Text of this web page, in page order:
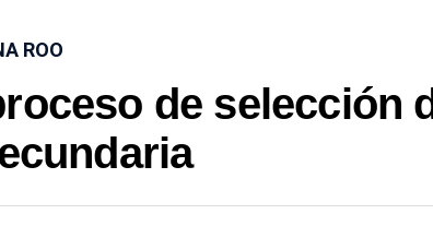
ROO
de selección